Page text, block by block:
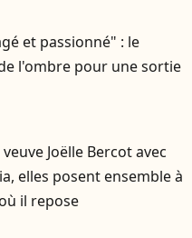
et passionné" : le
l'ombre pour une sortie
Joëlle Bercot avec
elles posent ensemble à
il repose